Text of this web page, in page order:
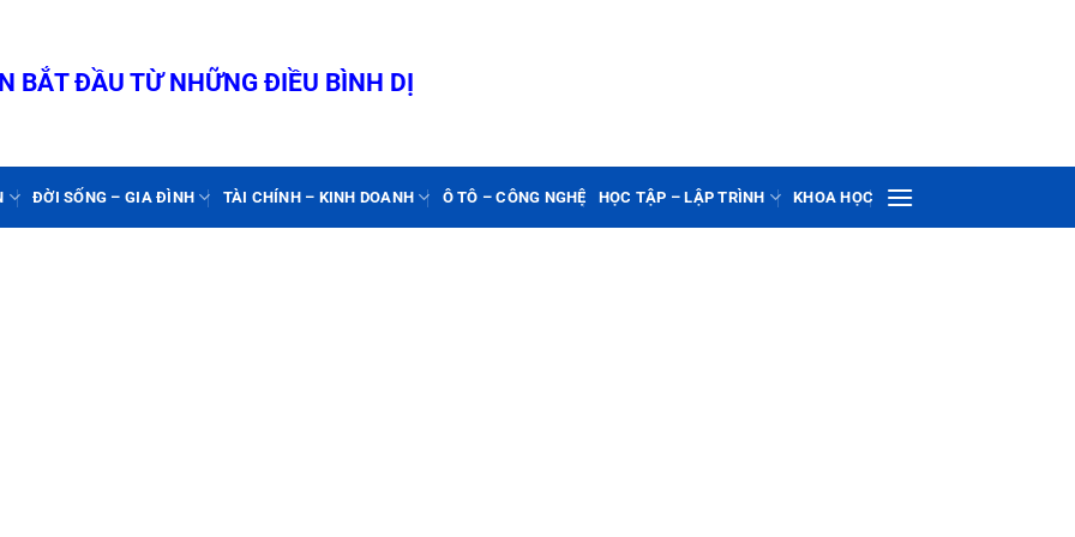
BẮT ĐẦU TỪ NHỮNG ĐIỀU BÌNH DỊ
ĐỜI SỐNG – GIA ĐÌNH TÀI CHÍNH – KINH DOANH Ô TÔ – CÔNG NGHỆ HỌC TẬP – LẬP TRÌNH KHOA HỌC